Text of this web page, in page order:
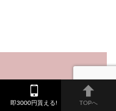
即3000円貰える! TOPへ